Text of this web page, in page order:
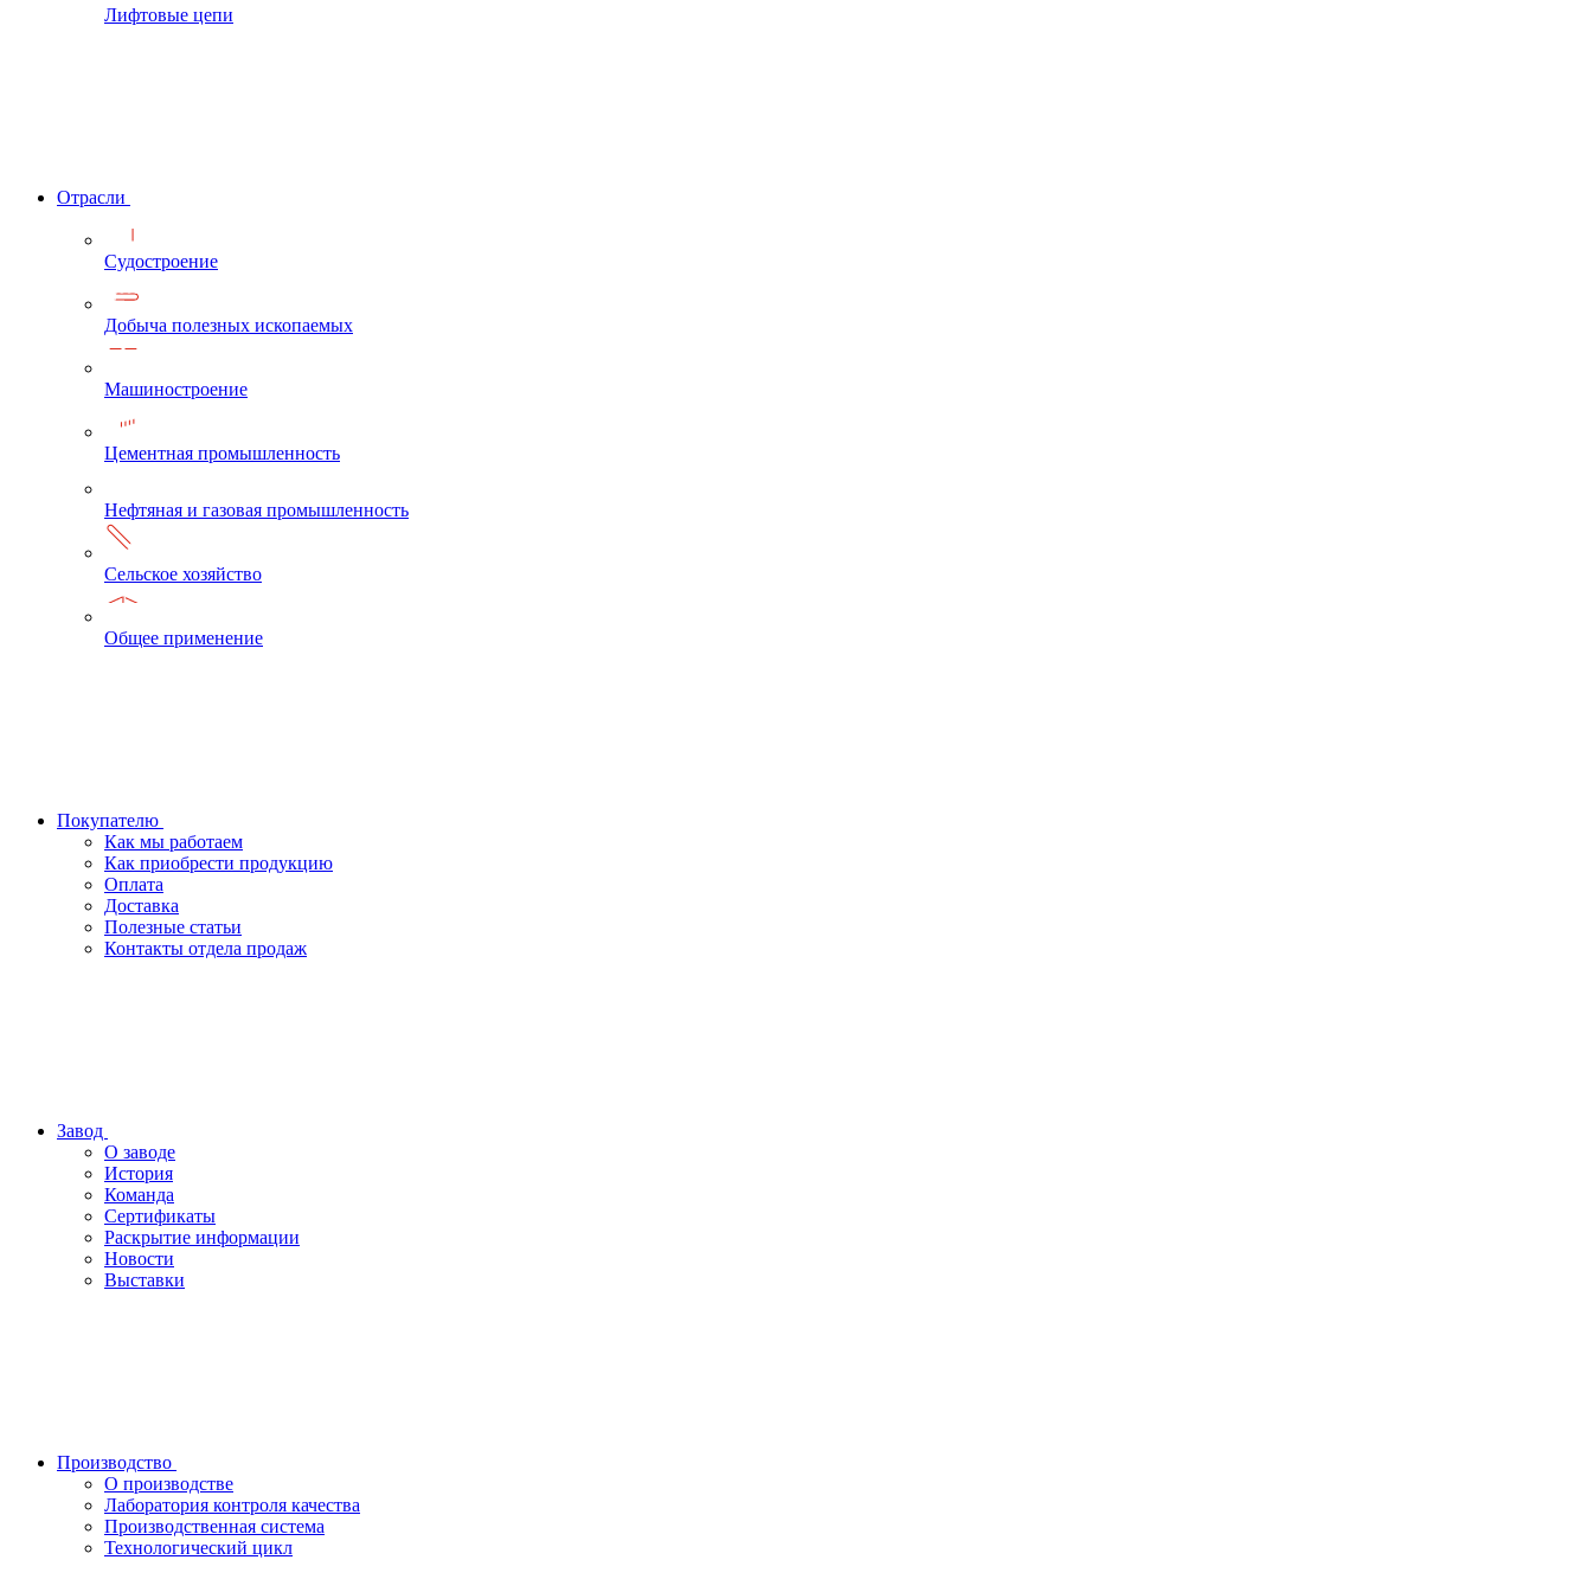
Лифтовые цепи
Отрасли
Судостроение
Добыча полезных ископаемых
Машиностроение
Цементная промышленность
Нефтяная и газовая промышленность
Сельское хозяйство
Общее применение
Покупателю
Как мы работаем
Как приобрести продукцию
Оплата
Доставка
Полезные статьи
Контакты отдела продаж
Завод
О заводе
История
Команда
Сертификаты
Раскрытие информации
Новости
Выставки
Производство
О производстве
Лаборатория контроля качества
Производственная система
Технологический цикл